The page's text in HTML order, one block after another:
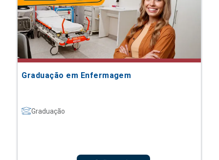
Graduação em Enfermagem
Graduação